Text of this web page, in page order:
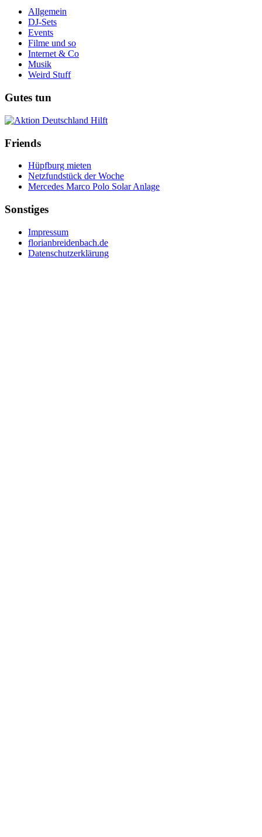
Allgemein
DJ-Sets
Events
Filme und so
Internet & Co
Musik
Weird Stuff
Gutes tun
Friends
Hüpfburg mieten
Netzfundstück der Woche
Mercedes Marco Polo Solar Anlage
Sonstiges
Impressum
florianbreidenbach.de
Datenschutzerklärung